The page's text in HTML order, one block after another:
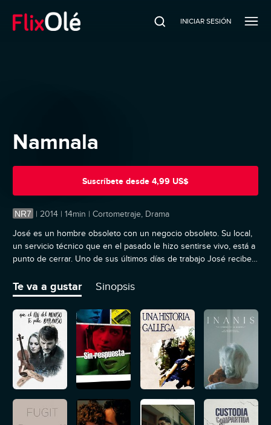
INICIAR SESIÓN
Namnala
Suscríbete desde 4,99 US$
NR7 | 2014 | 14min | Cortometraje, Drama
José es un hombre obsoleto con un negocio obsoleto. Su local,
un servicio técnico que en el pasado le hizo sentirse vivo, está a
punto de cerrar. Uno de sus últimos días de trabajo José recibe
Te va a gustar Sinopsis